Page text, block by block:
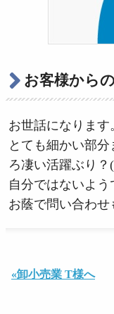
お客様から
お世話になります
とても細かい部
ろ凄い活躍ぶり？
自分ではないよう
お蔭で問い合わせ
«卸小売業 T様へ